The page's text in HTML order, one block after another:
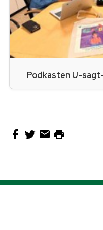
Podkasten U-